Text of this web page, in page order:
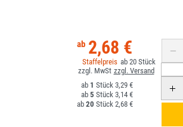
2,68 €
20
1
3,29 €
5
3,14 €
20
2,68 €